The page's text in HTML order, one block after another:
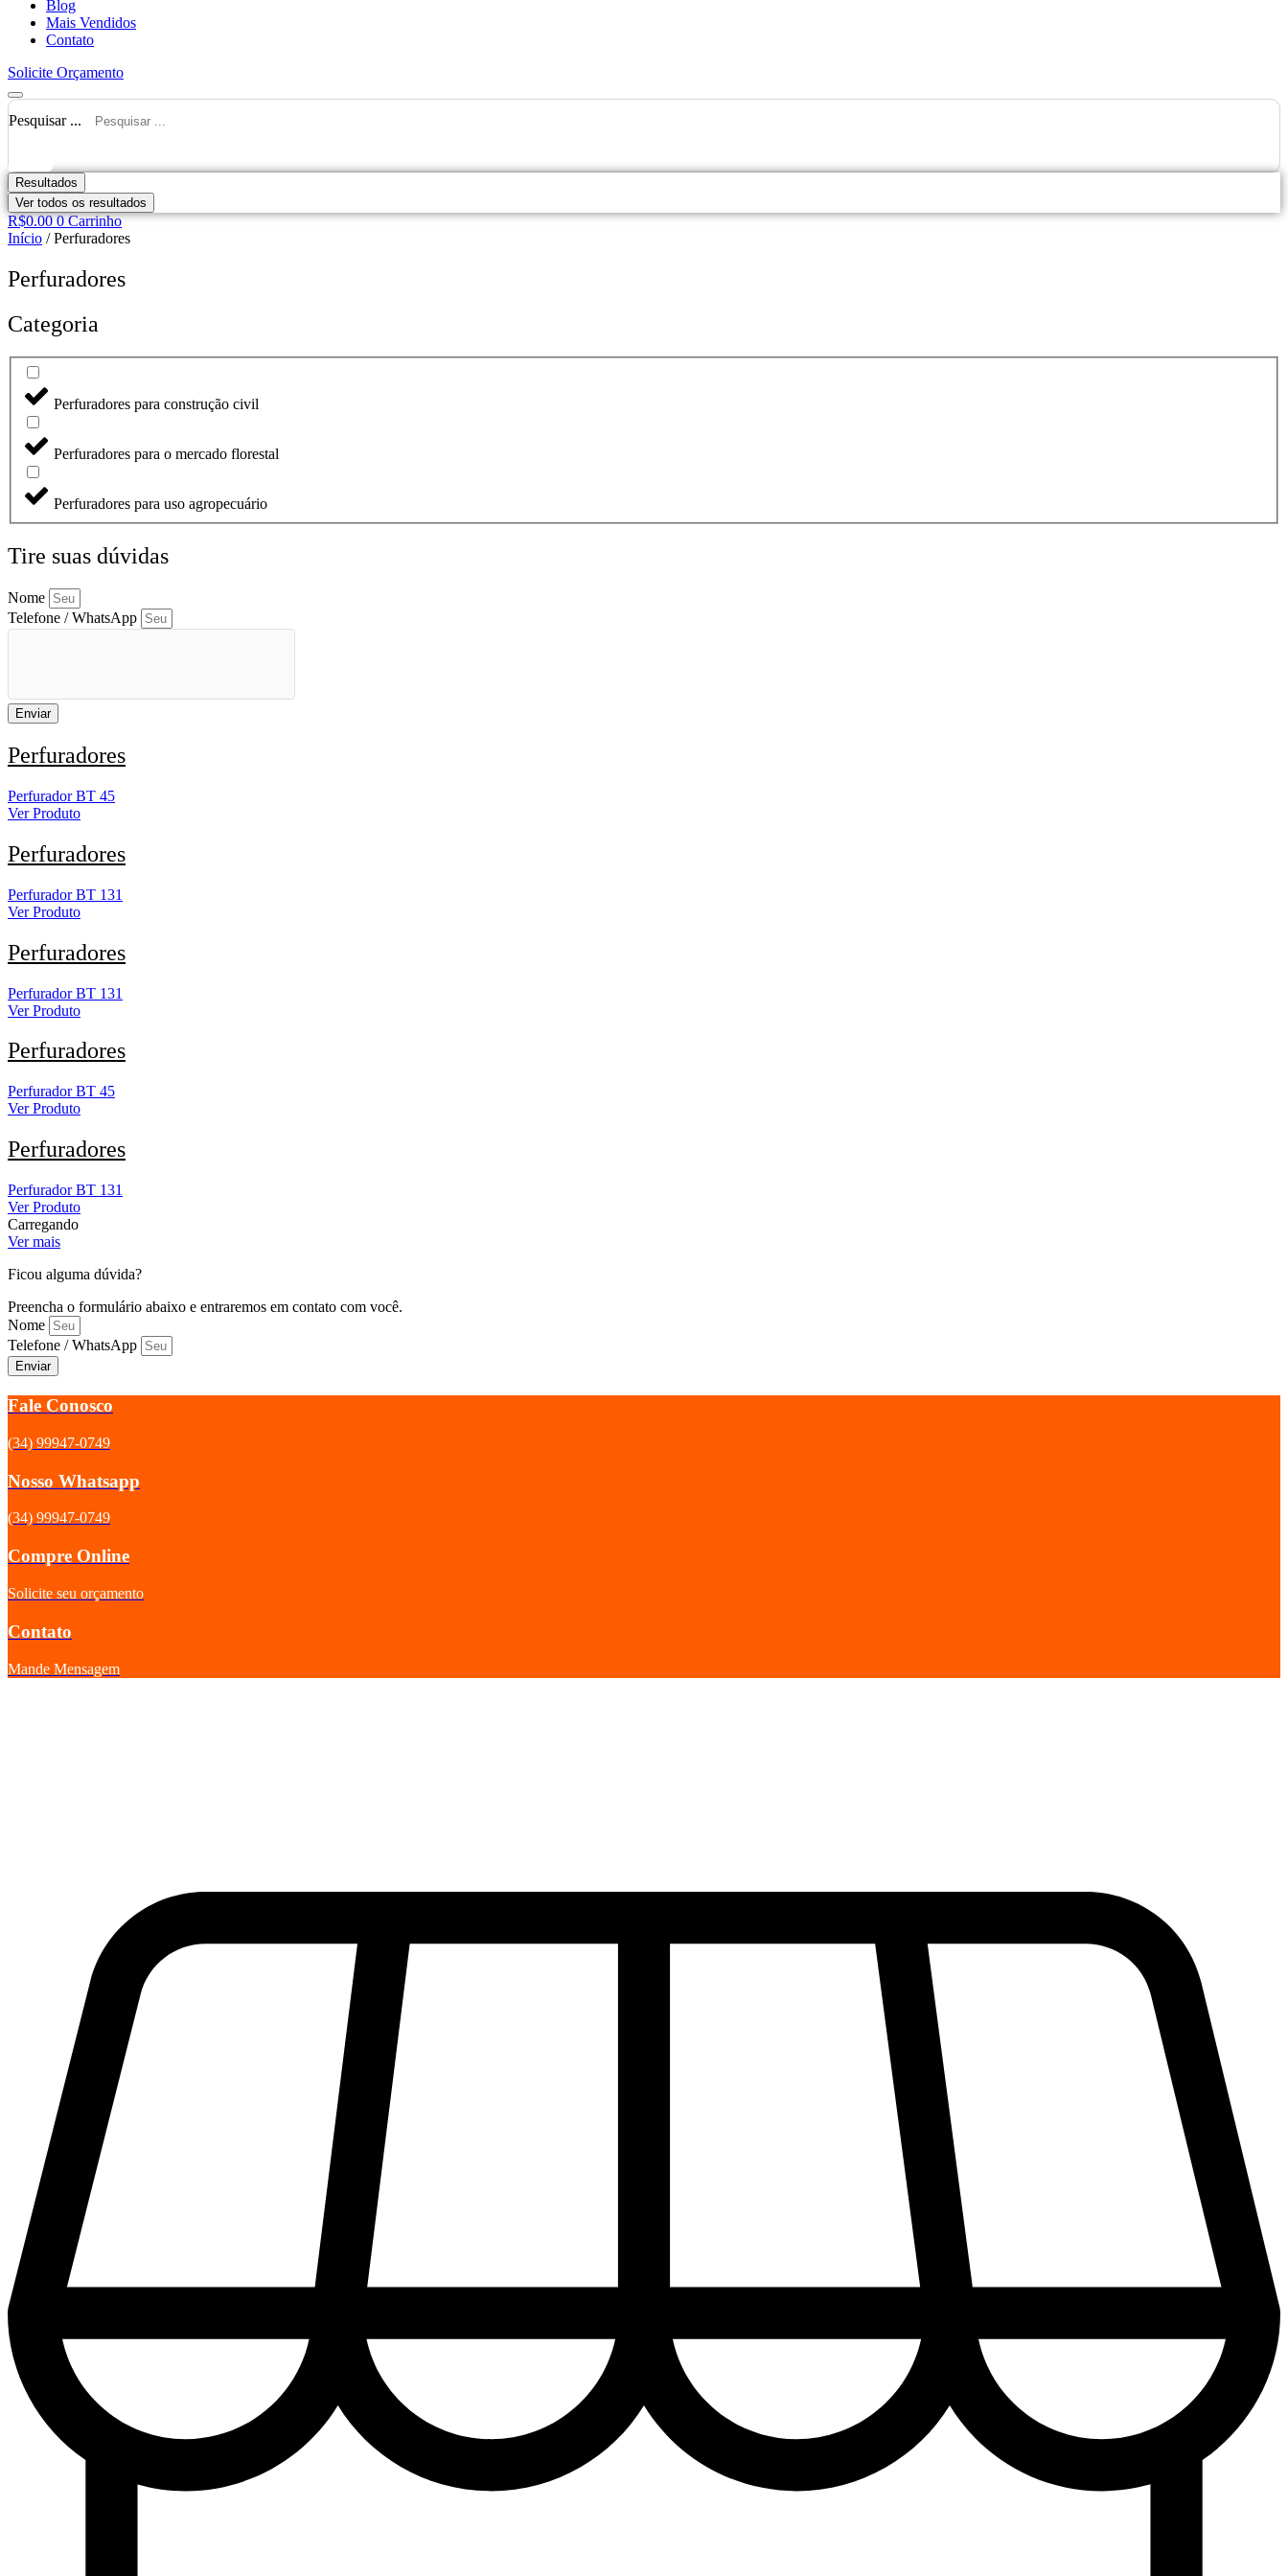
Blog
Mais Vendidos
Contato
Solicite Orçamento
Pesquisar ...
Resultados
Ver todos os resultados
R$0.00 0 Carrinho
Início / Perfuradores
Perfuradores
Categoria
Perfuradores para construção civil
Perfuradores para o mercado florestal
Perfuradores para uso agropecuário
Tire suas dúvidas
Nome
Telefone / WhatsApp
Enviar
Perfuradores
Perfurador BT 45
Ver Produto
Perfuradores
Perfurador BT 131
Ver Produto
Perfuradores
Perfurador BT 131
Ver Produto
Perfuradores
Perfurador BT 45
Ver Produto
Perfuradores
Perfurador BT 131
Ver Produto
Carregando
Ver mais
Ficou alguma dúvida?
Preencha o formulário abaixo e entraremos em contato com você.
Nome
Telefone / WhatsApp
Enviar
Fale Conosco
(34) 99947-0749
Nosso Whatsapp
(34) 99947-0749
Compre Online
Solicite seu orçamento
Contato
Mande Mensagem